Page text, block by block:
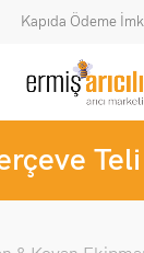
Kapıda Ödeme